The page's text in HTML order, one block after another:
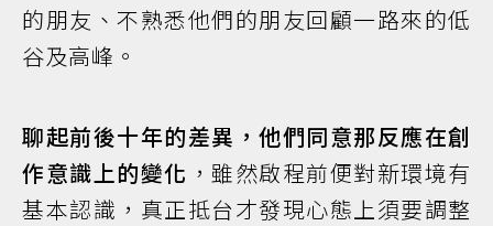
的朋友、不熟悉他們的朋友回顧一路來的低
谷及高峰。
聊起前後十年的差異，他們同意那反應在創
作意識上的變化 ，雖然啟程前便對新環境有
基本認識，真正抵台才發現心態上須要調整